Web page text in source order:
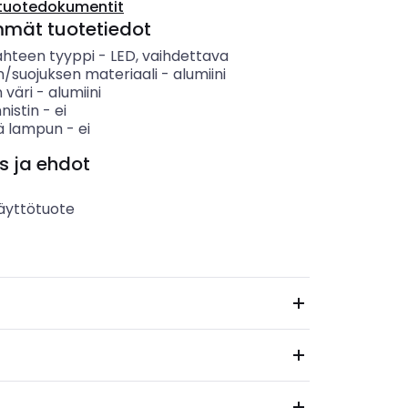
tuotetiedot
tyyppi- LED, vaihdettava
suojuksen materiaali- alumiini
väri- alumiini
- ei
lampun- ei
ja ehdot